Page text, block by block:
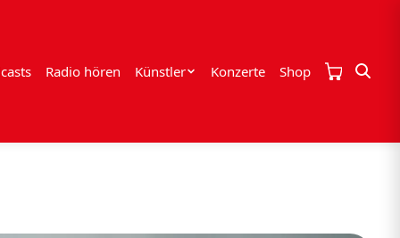
Radio hören Künstler Konzerte Shop